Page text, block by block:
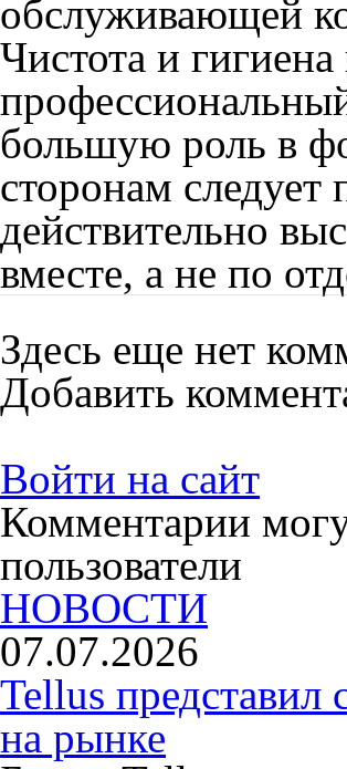
обслуживающей
Чистота и
большую роль в
сторонам
действительно
вместе, а не по
Здесь еще нет
Добавить
Войти на сайт
Комментарии
пользователи
НОВОСТИ
07.07.2026
Tellus
на рынке